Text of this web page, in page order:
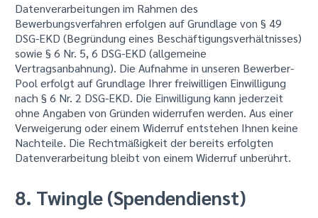
Datenverarbeitungen im Rahmen des
Bewerbungsverfahren erfolgen auf Grundlage von § 49
DSG-EKD (Begründung eines Beschäftigungsverhältnisses)
sowie § 6 Nr. 5, 6 DSG-EKD (allgemeine
Vertragsanbahnung). Die Aufnahme in unseren Bewerber-
Pool erfolgt auf Grundlage Ihrer freiwilligen Einwilligung
nach § 6 Nr. 2 DSG-EKD. Die Einwilligung kann jederzeit
ohne Angaben von Gründen widerrufen werden. Aus einer
Verweigerung oder einem Widerruf entstehen Ihnen keine
Nachteile. Die Rechtmäßigkeit der bereits erfolgten
Datenverarbeitung bleibt von einem Widerruf unberührt.
8. Twingle (Spendendienst)